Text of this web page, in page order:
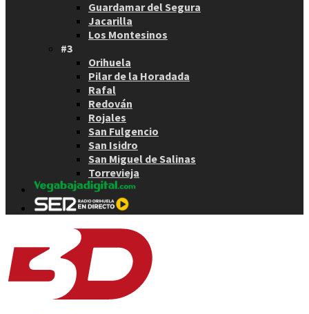
Guardamar del Segura
Jacarilla
Los Montesinos
#3
Orihuela
Pilar de la Horadada
Rafal
Redován
Rojales
San Fulgencio
San Isidro
San Miguel de Salinas
Torrevieja